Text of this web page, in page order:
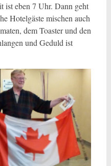
ist eben 7 Uhr. Dann geht
Hotelgäste mischen auch
dem Toaster und den
und Geduld ist